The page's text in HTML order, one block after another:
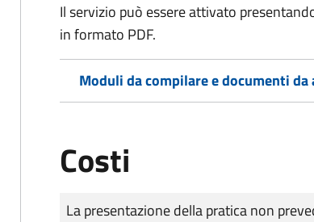
Il servizio può essere attivato
in formato PDF.
Moduli da compilare e documenti da
Costi
Tipo di pagamento
Importo
La presentazione della pratica non